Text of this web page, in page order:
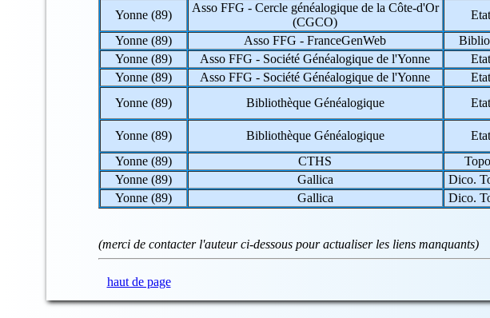
35 => Ille-et-Vilaine
36 => Indre
37 => Indre-et-Loire
38 => Isère
39 => Jura
40 => Landes
42 => Loire
43 => Haute-Loire
44 => Loire-Atlantique
45 => Loiret
46 => Lot
47 => Lot-et-Garonne
48 => Lozère
49 => Maine-et-Loire
51 => Marne
52 => Haute-Marne
54 => Meurthe-et-Moselle
Yonne (89)
Asso FFG - Cercle généalogique de la Côte-d'Or
(CGCO)
Yonne (89)
Asso FFG - FranceGenWeb
Yonne (89)
Asso FFG - Société Généalogique de l'Yonne
Yonne (89)
Asso FFG - Société Généalogique de l'Yonne
Yonne (89)
Bibliothèque Généalogique
Yonne (89)
Bibliothèque Généalogique
Yonne (89)
CTHS
Yonne (89)
Gallica Dico.
Yonne (89)
Gallica Dico.
(merci de contacter l'auteur ci-dessous pour actualiser les liens manquants)
haut de page